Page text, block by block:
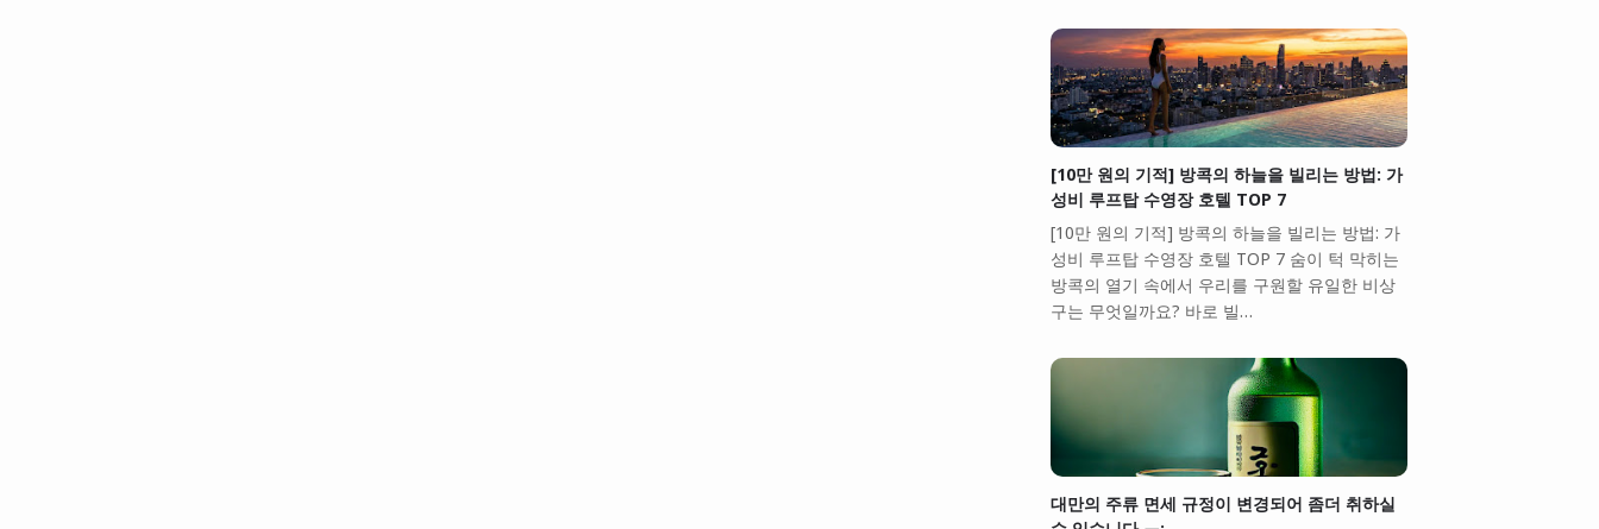
[10만 원의 기적] 방콕의 하늘을 빌리는 방법: 가
성비 루프탑 수영장 호텔 TOP 7
[10만 원의 기적] 방콕의 하늘을 빌리는 방법: 가
성비 루프탑 수영장 호텔 TOP 7 숨이 턱 막히는
방콕의 열기 속에서 우리를 구원할 유일한 비상
구는 무엇일까요? 바로 빌…
대만의 주류 면세 규정이 변경되어 좀더 취하실